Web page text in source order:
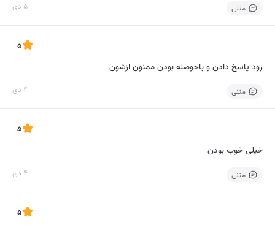
متنی 5 دی
5
زود پاسخ دادن و باحوصله بودن ممنون ازشون
متنی 4 دی
5
خیلی خوب بودن
متنی 4 دی
5